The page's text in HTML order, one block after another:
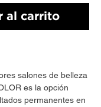
al carrito
salones de belleza
es la opción
permanentes en